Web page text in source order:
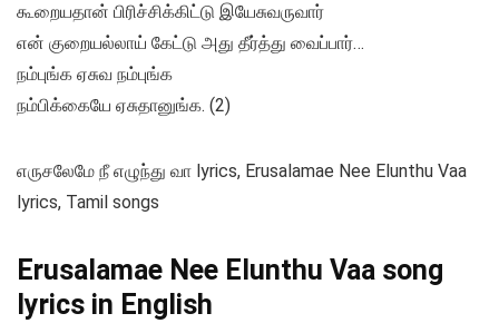
கூறையதான் பிரிச்சிக்கிட்டு இயேசுவருவார்
என் குறையல்லாய் கேட்டு அது தீர்த்து வைப்பார்…
நம்புங்க ஏசுவ நம்புங்க
நம்பிக்கையே ஏசுதானுங்க. (2)
எருசலேமே நீ எழுந்து வா lyrics, Erusalamae Nee Elunthu Vaa
lyrics, Tamil songs
Erusalamae Nee Elunthu Vaa song
lyrics in English